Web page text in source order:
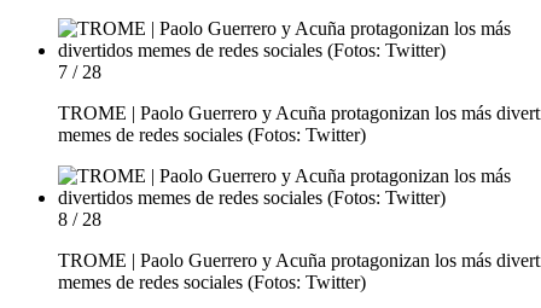
7 / 28
TROME | Paolo Guerrero y Acuña protagonizan los más
memes de redes sociales (Fotos: Twitter)
8 / 28
TROME | Paolo Guerrero y Acuña protagonizan los más
memes de redes sociales (Fotos: Twitter)